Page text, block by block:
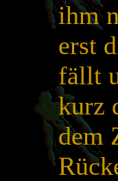
ihm
erst
fällt
kurz
dem